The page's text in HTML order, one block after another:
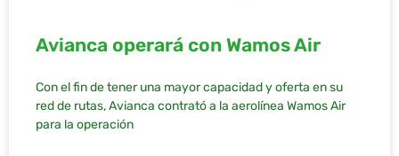
Avianca operará con Wamos Air
Con el fin de tener una mayor capacidad y oferta en su
red de rutas, Avianca contrató a la aerolínea Wamos Air
para la operación